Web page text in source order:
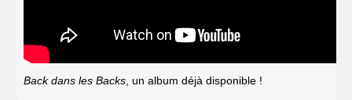
Back dans les Backs, un album déjà disponible !